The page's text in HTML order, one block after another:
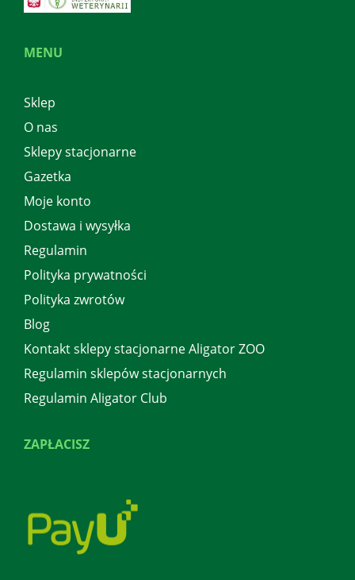
MENU
Sklep
O nas
Sklepy stacjonarne
Gazetka
Moje konto
Dostawa i wysyłka
Regulamin
Polityka prywatności
Polityka zwrotów
Blog
Kontakt sklepy stacjonarne Aligator ZOO
Regulamin sklepów stacjonarnych
Regulamin Aligator Club
ZAPŁACISZ